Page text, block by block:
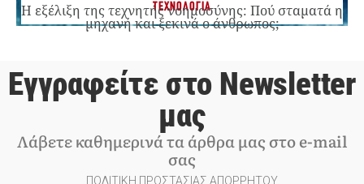
ΤΕΧΝΟΛΟΓΙΑ
Η εξέλιξη της τεχνητής νοημοσύνης: Πού σταματά η
μηχανή και ξεκινά ο άνθρωπος;
Εγγραφείτε στο Newsletter
μας
Λάβετε καθημερινά τα άρθρα μας στο e-mail
σας
ΠΟΛΙΤΙΚΗ ΠΡΟΣΤΑΣΙΑΣ ΑΠΟΡΡΗΤΟΥ